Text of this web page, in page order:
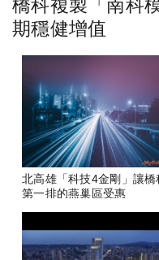
橋科複製「南科
期穩健增值
北高雄「科技4金剛」讓橋
第一排的燕巢區受惠